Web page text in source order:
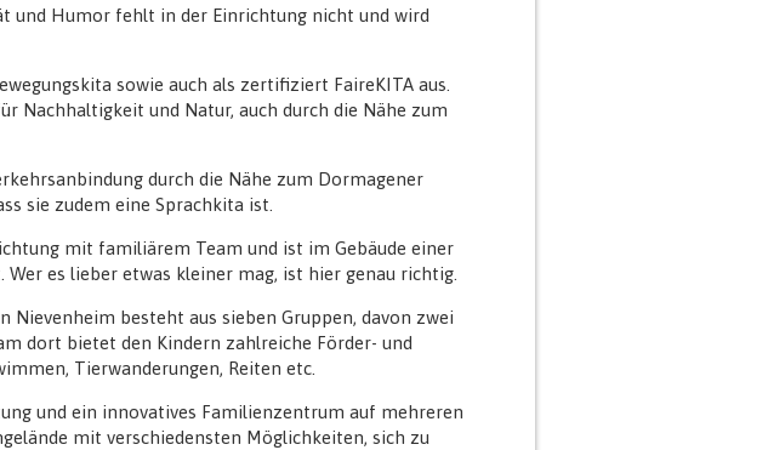
und Humor fehlt in der Einrichtung nicht und wird
sowie auch als zertifiziert FaireKITA aus.
Nachhaltigkeit und Natur, auch durch die Nähe zum
durch die Nähe zum Dormagener
sie zudem eine Sprachkita ist.
mit familiärem Team und ist im Gebäude einer
es lieber etwas kleiner mag, ist hier genau richtig.
Nievenheim besteht aus sieben Gruppen, davon zwei
dort bietet den Kindern zahlreiche Förder- und
Tierwanderungen, Reiten etc.
und ein innovatives Familienzentrum auf mehreren
mit verschiedensten Möglichkeiten, sich zu